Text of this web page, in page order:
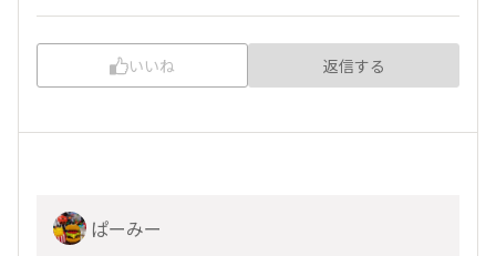
いいね 返信する
ぱーみー